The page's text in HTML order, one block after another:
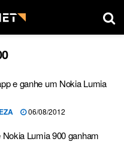
e ganhe um Nokia Lumia
06/08/2012
Lumia 900 ganham